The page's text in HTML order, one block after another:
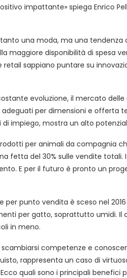
impattante» spiega Enrico
una moda, ma una tendenza
maggiore disponibilità di spesa
sappiano puntare su
evoluzione, il mercato
per dimensioni e offerta
impiego, mostra un alto
per animali da compagnia
fetta del 30% sulle vendite totali.
E per il futuro è pronto un
punto vendita è sceso nel 2016
per gatto, soprattutto umidi. Il
in meno.
competenze e
rappresenta un caso di
quali sono i principali benefici